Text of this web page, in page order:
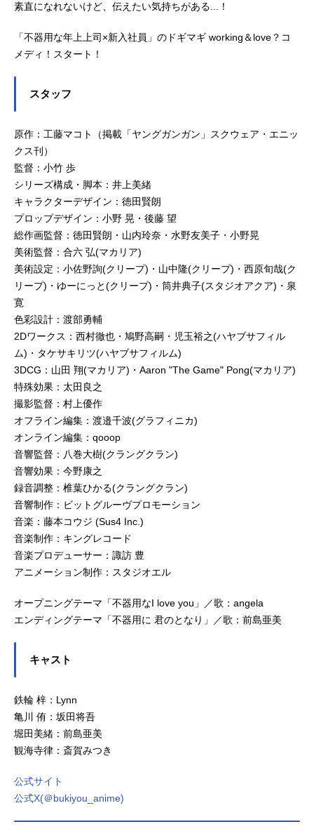
素直になれないけど、伝えたい気持ちがある...！
「不器用な年上上司×新入社員」のドギマギ working＆love？コ
メディ！スタート！
スタッフ
原作：工藤マコト（掲載「ヤングガンガン」スクウェア・エニッ
クス刊）
監督：小竹 歩
シリーズ構成・脚本：井上美緒
キャラクターデザイン：徳田賢朗
プロップデザイン：小野 晃・後藤 望
総作画監督：徳田賢朗・山内玲奈・水野友美子・小野晃
美術監督：合六 弘(マカリア)
美術設定：小佐野詢(クリープ)・山中隆(クリープ)・西原旬哉(ク
リープ)・ゆーにっと(クリープ)・筒井典子(スタジオアクア)・泉
寛
色彩設計：渡部勇輔
2Dワークス：西村徹也・鳩野高嗣・児玉裕之(ハヤブサフィル
ム)・タケサキリツ(ハヤブサフィルム)
3DCG：山田 翔(マカリア)・Aaron "The Game" Pong(マカリア)
特殊効果：太田良之
撮影監督：村上優作
オフライン編集：渡邉千波(グラフィニカ)
オンライン編集：qooop
音響監督：八巻大樹(クラングクラン)
音響効果：今野康之
録音調整：椎葉ひかる(クラングクラン)
音響制作：ビットグルーヴプロモーション
音楽：藤本コウジ (Sus4 Inc.)
音楽制作：キングレコード
音楽プロデューサー：諏訪 豊
アニメーション制作：スタジオエル
オープニングテーマ「不器用なI love you」／歌：angela
エンディングテーマ「不器用に 君のとなり」／歌：前島亜美
キャスト
鉄輪 梓：Lynn
亀川 侑：坂田将吾
堀田美緒：前島亜美
観海寺律：斎賀みつき
公式サイト
公式X(＠bukiyou_anime)